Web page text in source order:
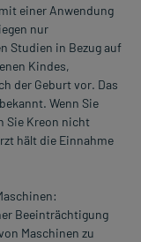
einer Anwendung
nur
Studien in Bezug auf
Kindes,
der Geburt vor. Das
Wenn Sie
Sie Kreon nicht
hält die Einnahme
Beeinträchtigung
Maschinen zu